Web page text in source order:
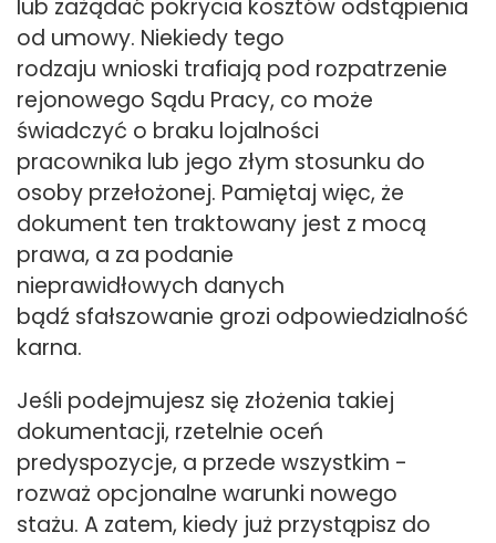
lub zażądać pokrycia kosztów odstąpienia
od umowy. Niekiedy tego
rodzaju wnioski trafiają pod rozpatrzenie
rejonowego Sądu Pracy, co może
świadczyć o braku lojalności
pracownika lub jego złym stosunku do
osoby przełożonej. Pamiętaj więc, że
dokument ten traktowany jest z mocą
prawa, a za podanie
nieprawidłowych danych
bądź sfałszowanie grozi odpowiedzialność
karna.
Jeśli podejmujesz się złożenia takiej
dokumentacji, rzetelnie oceń
predyspozycje, a przede wszystkim -
rozważ opcjonalne warunki nowego
stażu. A zatem, kiedy już przystąpisz do